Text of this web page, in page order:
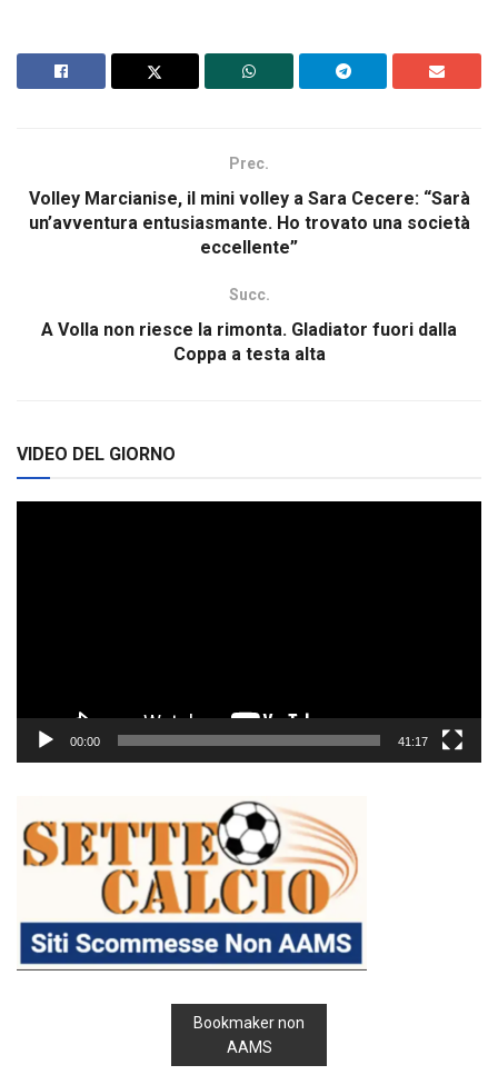
Prec.
Volley Marcianise, il mini volley a Sara Cecere: “Sarà
un’avventura entusiasmante. Ho trovato una società
eccellente”
Succ.
A Volla non riesce la rimonta. Gladiator fuori dalla
Coppa a testa alta
VIDEO DEL GIORNO
00:00 41:17
Bookmaker non
AAMS